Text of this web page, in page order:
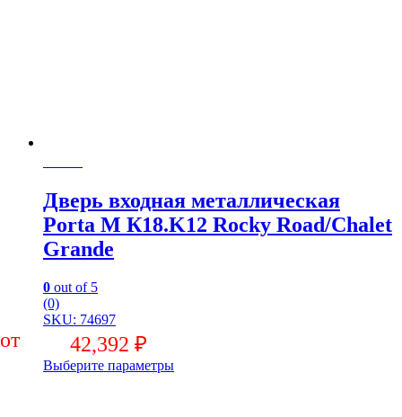
Дверь входная металлическая
Porta M К18.K12 Rocky Road/Chalet
Grande
0 out of 5
(0)
SKU: 74697
42,392 ₽
Выберите параметры